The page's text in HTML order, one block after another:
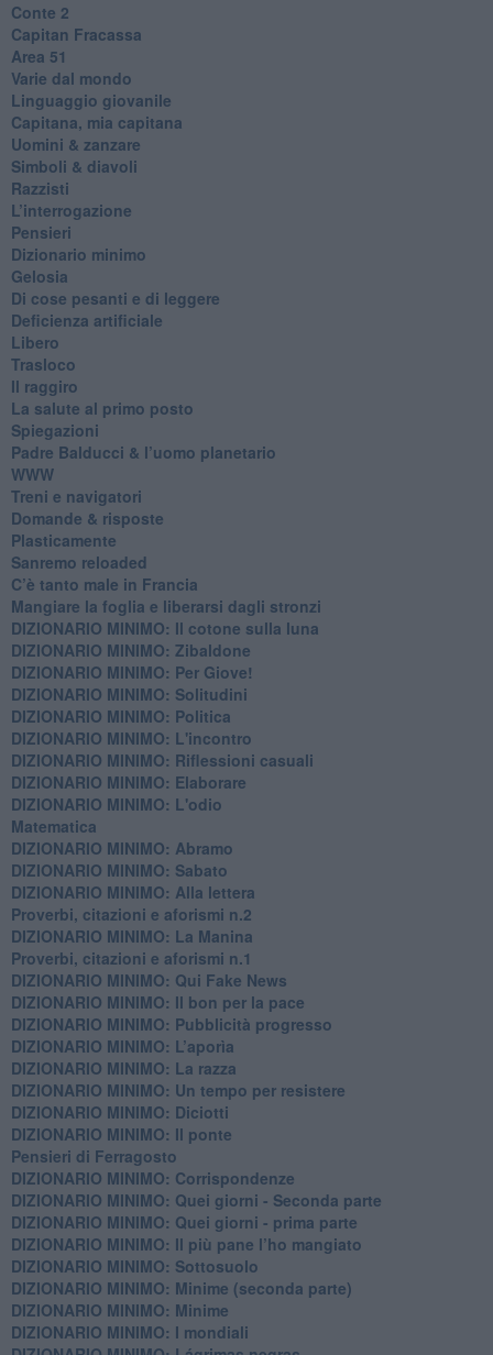
​Conte 2
​Capitan Fracassa
​Area 51
Varie dal mondo
​Linguaggio giovanile
​Capitana, mia capitana
Uomini & zanzare
​Simboli & diavoli
Razzisti
​L’interrogazione
Pensieri
​Dizionario minimo
Gelosia
Di cose pesanti e di leggere
​Deficienza artificiale
Libero
Trasloco
Il raggiro
​La salute al primo posto
Spiegazioni
Padre Balducci & l’uomo planetario
WWW
​Treni e navigatori
​Domande & risposte
​Plasticamente
Sanremo reloaded
C’è tanto male in Francia
​Mangiare la foglia e liberarsi dagli stronzi
DIZIONARIO MINIMO: Il cotone sulla luna
DIZIONARIO MINIMO: Zibaldone
DIZIONARIO MINIMO: Per Giove!
DIZIONARIO MINIMO: Solitudini
DIZIONARIO MINIMO: Politica
DIZIONARIO MINIMO: L'incontro
DIZIONARIO MINIMO: Riflessioni casuali
DIZIONARIO MINIMO: Elaborare
DIZIONARIO MINIMO: L'odio
​Matematica
DIZIONARIO MINIMO: Abramo
DIZIONARIO MINIMO: Sabato
​DIZIONARIO MINIMO: Alla lettera
Proverbi, citazioni e aforismi n.2
DIZIONARIO MINIMO: La Manina
​Proverbi, citazioni e aforismi n.1
DIZIONARIO MINIMO: Qui Fake News
DIZIONARIO MINIMO: ​Il bon per la pace
DIZIONARIO MINIMO: Pubblicità progresso
DIZIONARIO MINIMO: L’aporìa
DIZIONARIO MINIMO: La razza
DIZIONARIO MINIMO: Un tempo per resistere
DIZIONARIO MINIMO: Diciotti
DIZIONARIO MINIMO: Il ponte
Pensieri di Ferragosto
DIZIONARIO MINIMO: Corrispondenze
DIZIONARIO MINIMO: Quei giorni - Seconda parte
DIZIONARIO MINIMO: Quei giorni - prima parte
DIZIONARIO MINIMO: Il più pane l’ho mangiato
DIZIONARIO MINIMO: Sottosuolo
DIZIONARIO MINIMO: Minime (seconda parte)
DIZIONARIO MINIMO: Minime
DIZIONARIO MINIMO: ​I mondiali